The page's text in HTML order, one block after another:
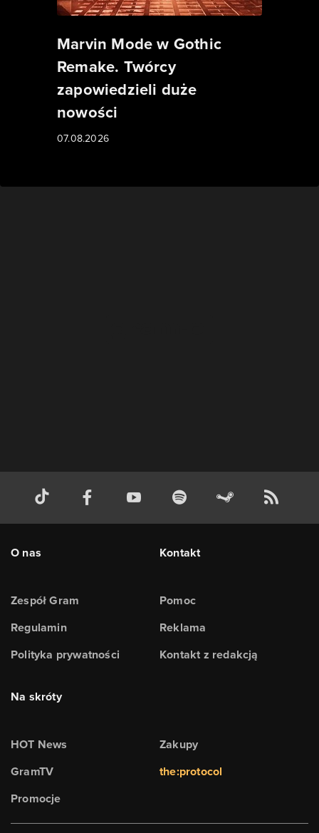
Marvin Mode w Gothic
Remake. Twórcy
zapowiedzieli duże
nowości
07.08.2026
O nas
Zespół Gram
Regulamin
Polityka prywatności
Kontakt
Pomoc
Reklama
Kontakt z redakcją
Na skróty
HOT News
GramTV
Promocje
Zakupy
the:protocol